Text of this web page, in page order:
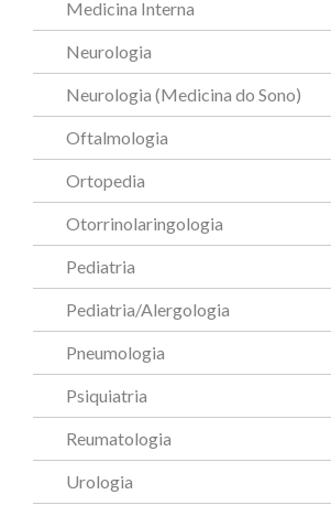
Medicina Interna
Neurologia
Neurologia (Medicina do Sono)
Oftalmologia
Ortopedia
Otorrinolaringologia
Pediatria
Pediatria/Alergologia
Pneumologia
Psiquiatria
Reumatologia
Urologia